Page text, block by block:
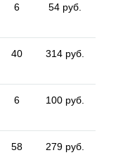
6 54 руб.
40 314 руб.
6 100 руб.
58 279 руб.